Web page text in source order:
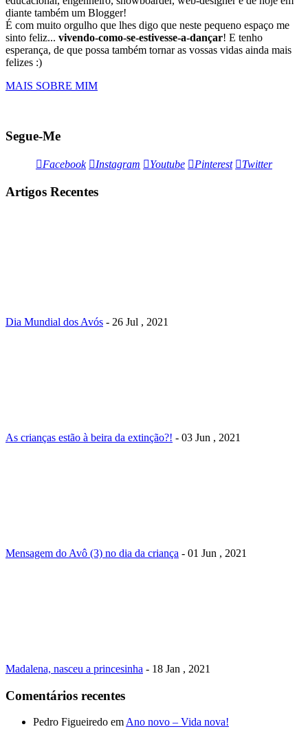
diante também um Blogger!
É com muito orgulho que lhes digo que neste pequeno espaço me
sinto feliz... vivendo-como-se-estivesse-a-dançar! E tenho
esperança, de que possa também tornar as vossas vidas ainda mais
felizes :)
MAIS SOBRE MIM
Segue-Me
Facebook Instagram Youtube Pinterest Twitter
Artigos Recentes
Dia Mundial dos Avós - 26 Jul , 2021
As crianças estão à beira da extinção?! - 03 Jun , 2021
Mensagem do Avô (3) no dia da criança - 01 Jun , 2021
Madalena, nasceu a princesinha - 18 Jan , 2021
Comentários recentes
Pedro Figueiredo em Ano novo – Vida nova!